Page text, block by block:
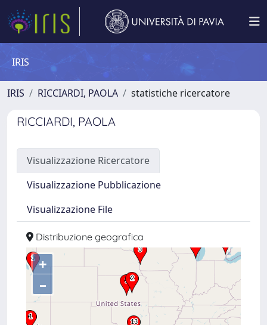
IRIS
IRIS RICCIARDI, PAOLA statistiche ricercatore
RICCIARDI, PAOLA
Visualizzazione Ricercatore
Visualizzazione Pubblicazione
Visualizzazione File
Distribuzione geografica
+
–